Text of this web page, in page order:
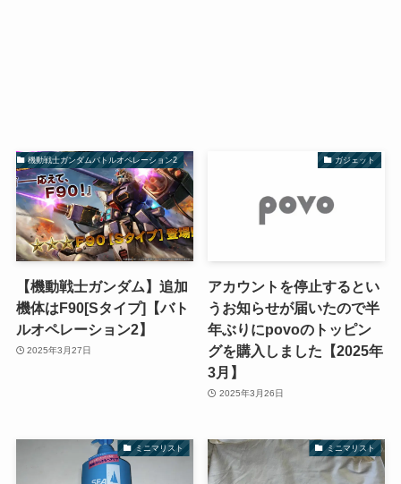
機動戦士ガンダムバトルオペレーション2
【機動戦士ガンダム】追加
機体はF90[Sタイプ]【バト
ルオペレーション2】
2025年3月27日
ガジェット
アカウントを停止するとい
うお知らせが届いたので半
年ぶりにpovoのトッピン
グを購入しました【2025年
3月】
2025年3月26日
ミニマリスト ミニマリスト